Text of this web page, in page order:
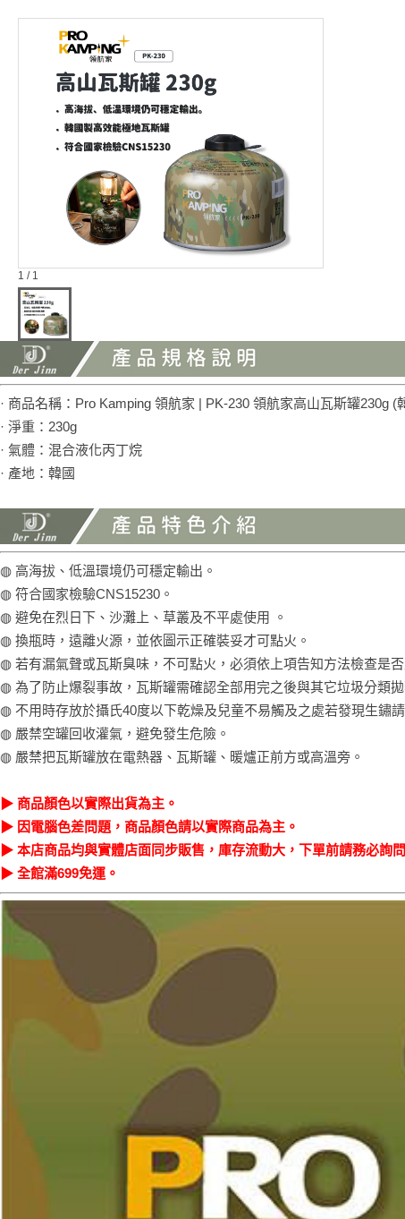
1 / 1
· 商品名稱：Pro Kamping 領航家 | PK-230 領航家高山瓦斯罐230g (
· 淨重：230g
· 氣體：混合液化丙丁烷
· 產地：韓國
◍ 高海拔、低溫環境仍可穩定輸出。
◍ 符合國家檢驗CNS15230。
◍ 避免在烈日下、沙灘上、草叢及不平處使用 。
◍ 換瓶時，遠離火源，並依圖示正確裝妥才可點火。
◍ 若有漏氣聲或瓦斯臭味，不可點火，必須依上項告知方法檢查是
◍ 為了防止爆裂事故，瓦斯罐需確認全部用完之後與其它垃圾分類
◍ 不用時存放於攝氏40度以下乾燥及兒童不易觸及之處若發現生鏽請
◍ 嚴禁空罐回收灌氣，避免發生危險。
◍ 嚴禁把瓦斯罐放在電熱器、瓦斯罐、暖爐正前方或高溫旁。
▶ 商品顏色以實際出貨為主。
▶ 因電腦色差問題，商品顏色請以實際商品為主。
▶ 本店商品均與實體店面同步販售，庫存流動大，下單前請務必詢
▶ 全館滿699免運。